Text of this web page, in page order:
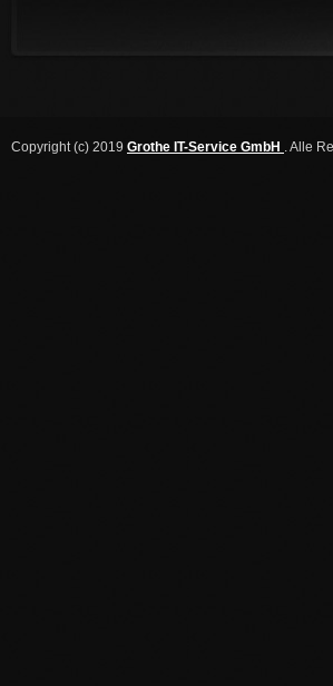
Copyright (c) 2019 Grothe IT-Service GmbH . Alle